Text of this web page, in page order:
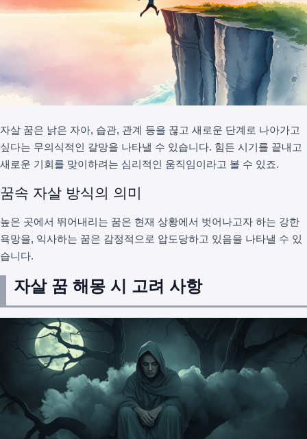
자살 꿈은 낡은 자아, 습관, 관계 등을 끊고 새로운 단계로 나아가고
싶다는 무의식적인 갈망을 나타낼 수 있습니다. 힘든 시기를 끝내고
새로운 기회를 맞이하려는 심리적인 움직임이라고 볼 수 있죠.
꿈속 자살 방식의 의미
높은 곳에서 뛰어내리는 꿈은 현재 상황에서 벗어나고자 하는 강한
욕망을, 익사하는 꿈은 감정적으로 압도당하고 있음을 나타낼 수 있
습니다.
자살 꿈 해몽 시 고려 사항